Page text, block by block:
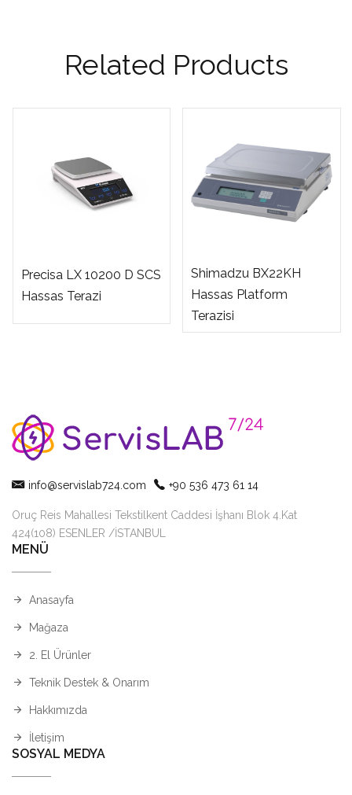
Related Products
Precisa LX 10200 D SCS
Hassas Terazi
Shimadzu BX22KH
Hassas Platform
Terazisi
info@servislab724.com +90 536 473 61 14
Oruç Reis Mahallesi Tekstilkent Caddesi İşhanı Blok 4.Kat
424(108) ESENLER /İSTANBUL
MENÜ
Anasayfa
Mağaza
2. El Ürünler
Teknik Destek & Onarım
Hakkımızda
İletişim
SOSYAL MEDYA